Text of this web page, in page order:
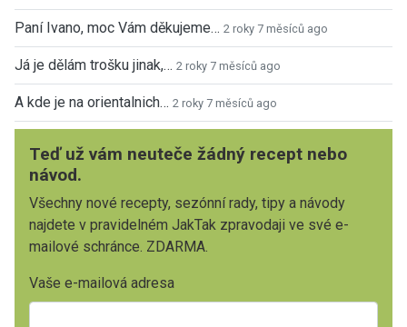
Paní Ivano, moc Vám děkujeme… 2 roky 7 měsíců ago
Já je dělám trošku jinak,… 2 roky 7 měsíců ago
A kde je na orientalnich… 2 roky 7 měsíců ago
Teď už vám neuteče žádný recept nebo
návod.
Všechny nové recepty, sezónní rady, tipy a návody
najdete v pravidelném JakTak zpravodaji ve své e-
mailové schránce. ZDARMA.
Vaše e-mailová adresa